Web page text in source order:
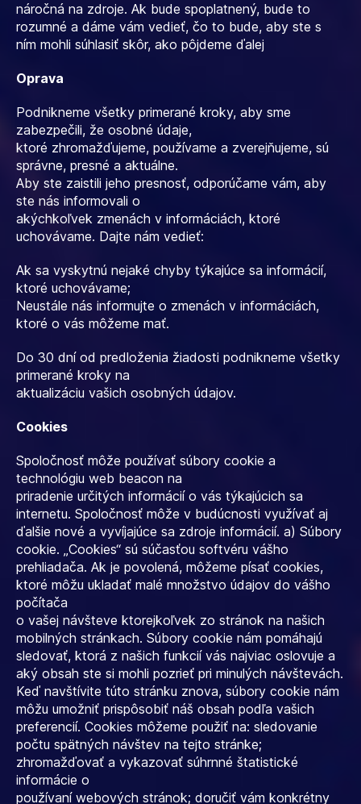
náročná na zdroje. Ak bude spoplatnený, bude to
rozumné a dáme vám vedieť, čo to bude, aby ste s
ním mohli súhlasiť skôr, ako pôjdeme ďalej
Oprava
Podnikneme všetky primerané kroky, aby sme
zabezpečili, že osobné údaje,
ktoré zhromažďujeme, používame a zverejňujeme, sú
správne, presné a aktuálne.
Aby ste zaistili jeho presnosť, odporúčame vám, aby
ste nás informovali o
akýchkoľvek zmenách v informáciách, ktoré
uchovávame. Dajte nám vedieť:
Ak sa vyskytnú nejaké chyby týkajúce sa informácií,
ktoré uchovávame;
Neustále nás informujte o zmenách v informáciách,
ktoré o vás môžeme mať.
Do 30 dní od predloženia žiadosti podnikneme všetky
primerané kroky na
aktualizáciu vašich osobných údajov.
Cookies
Spoločnosť môže používať súbory cookie a
technológiu web beacon na
priradenie určitých informácií o vás týkajúcich sa
internetu. Spoločnosť môže v budúcnosti využívať aj
ďalšie nové a vyvíjajúce sa zdroje informácií. a) Súbory
cookie. „Cookies“ sú súčasťou softvéru vášho
prehliadača. Ak je povolená, môžeme písať cookies,
ktoré môžu ukladať malé množstvo údajov do vášho
počítača
o vašej návšteve ktorejkoľvek zo stránok na našich
mobilných stránkach. Súbory cookie nám pomáhajú
sledovať, ktorá z našich funkcií vás najviac oslovuje a
aký obsah ste si mohli pozrieť pri minulých návštevách.
Keď navštívite túto stránku znova, súbory cookie nám
môžu umožniť prispôsobiť náš obsah podľa vašich
preferencií. Cookies môžeme použiť na: sledovanie
počtu spätných návštev na tejto stránke;
zhromažďovať a vykazovať súhrnné štatistické
informácie o
používaní webových stránok; doručiť vám konkrétny